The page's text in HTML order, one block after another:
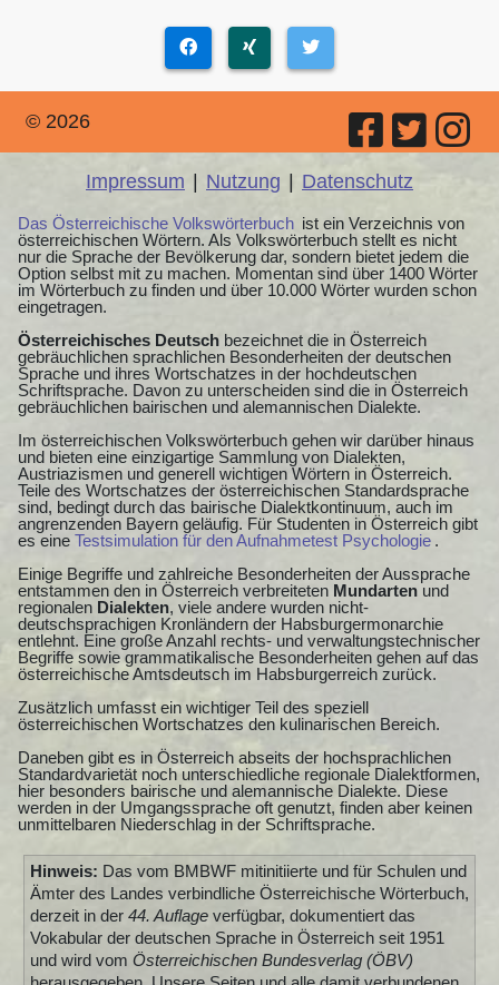
© 2026
Impressum | Nutzung | Datenschutz
Das Österreichische Volkswörterbuch ist ein Verzeichnis von
österreichischen Wörtern. Als Volkswörterbuch stellt es nicht
nur die Sprache der Bevölkerung dar, sondern bietet jedem die
Option selbst mit zu machen. Momentan sind über 1400 Wörter
im Wörterbuch zu finden und über 10.000 Wörter wurden schon
eingetragen.
Österreichisches Deutsch bezeichnet die in Österreich
gebräuchlichen sprachlichen Besonderheiten der deutschen
Sprache und ihres Wortschatzes in der hochdeutschen
Schriftsprache. Davon zu unterscheiden sind die in Österreich
gebräuchlichen bairischen und alemannischen Dialekte.
Im österreichischen Volkswörterbuch gehen wir darüber hinaus
und bieten eine einzigartige Sammlung von Dialekten,
Austriazismen und generell wichtigen Wörtern in Österreich.
Teile des Wortschatzes der österreichischen Standardsprache
sind, bedingt durch das bairische Dialektkontinuum, auch im
angrenzenden Bayern geläufig. Für Studenten in Österreich gibt
es eine Testsimulation für den Aufnahmetest Psychologie .
Einige Begriffe und zahlreiche Besonderheiten der Aussprache
entstammen den in Österreich verbreiteten Mundarten und
regionalen Dialekten, viele andere wurden nicht-
deutschsprachigen Kronländern der Habsburgermonarchie
entlehnt. Eine große Anzahl rechts- und verwaltungstechnischer
Begriffe sowie grammatikalische Besonderheiten gehen auf das
österreichische Amtsdeutsch im Habsburgerreich zurück.
Zusätzlich umfasst ein wichtiger Teil des speziell
österreichischen Wortschatzes den kulinarischen Bereich.
Daneben gibt es in Österreich abseits der hochsprachlichen
Standardvarietät noch unterschiedliche regionale Dialektformen,
hier besonders bairische und alemannische Dialekte. Diese
werden in der Umgangssprache oft genutzt, finden aber keinen
unmittelbaren Niederschlag in der Schriftsprache.
Hinweis: Das vom BMBWF mitinitiierte und für Schulen und
Ämter des Landes verbindliche Österreichische Wörterbuch,
derzeit in der 44. Auflageverfügbar, dokumentiert das
Vokabular der deutschen Sprache in Österreich seit 1951
und wird vom Österreichischen Bundesverlag (ÖBV)